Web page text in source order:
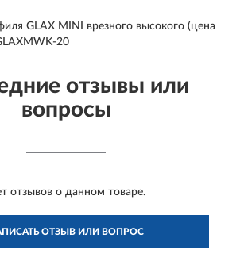
GLAX MINI врезного высокого (цена
20
отзывы или
вопросы
отзывов о данном товаре.
ОТЗЫВ ИЛИ ВОПРОС